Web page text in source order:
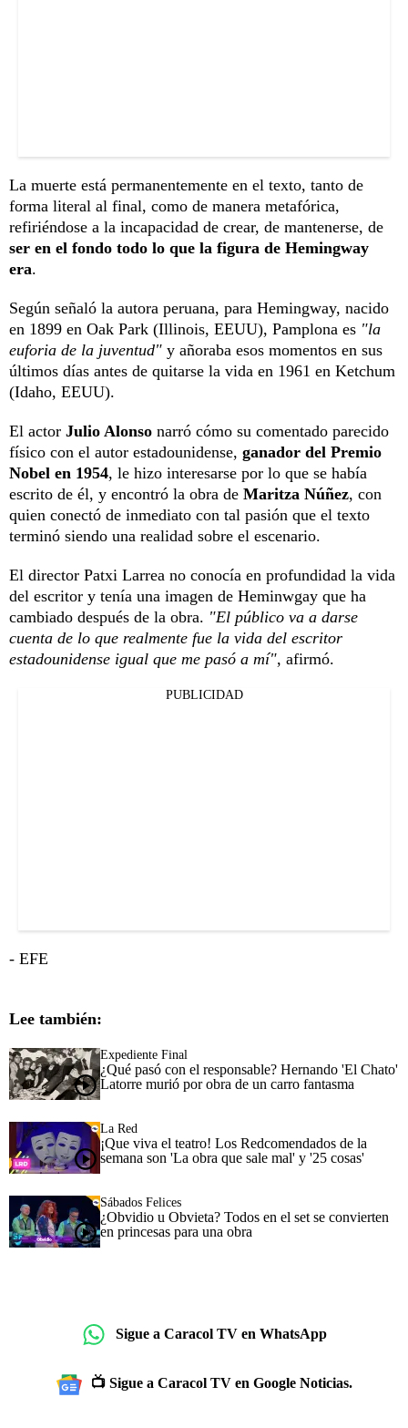
La muerte está permanentemente en el texto, tanto de
forma literal al final, como de manera metafórica,
refiriéndose a la incapacidad de crear, de mantenerse, de
ser en el fondo todo lo que la figura de Hemingway
era.
Según señaló la autora peruana, para Hemingway, nacido
en 1899 en Oak Park (Illinois, EEUU), Pamplona es "la
euforia de la juventud" y añoraba esos momentos en sus
últimos días antes de quitarse la vida en 1961 en Ketchum
(Idaho, EEUU).
El actor Julio Alonso narró cómo su comentado parecido
físico con el autor estadounidense, ganador del Premio
Nobel en 1954, le hizo interesarse por lo que se había
escrito de él, y encontró la obra de Maritza Núñez, con
quien conectó de inmediato con tal pasión que el texto
terminó siendo una realidad sobre el escenario.
El director Patxi Larrea no conocía en profundidad la vida
del escritor y tenía una imagen de Heminwgay que ha
cambiado después de la obra. "El público va a darse
cuenta de lo que realmente fue la vida del escritor
estadounidense igual que me pasó a mí", afirmó.
PUBLICIDAD
- EFE
Lee también:
Expediente Final
¿Qué pasó con el responsable? Hernando 'El Chato'
Latorre murió por obra de un carro fantasma
La Red
¡Que viva el teatro! Los Redcomendados de la
semana son 'La obra que sale mal' y '25 cosas'
Sábados Felices
¿Obvidio u Obvieta? Todos en el set se convierten
en princesas para una obra
Sigue a Caracol TV en WhatsApp
📺 Sigue a Caracol TV en Google Noticias.